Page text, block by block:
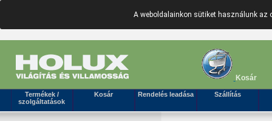
A weboldalainkon sütiket használunk
Kosár
Termékek /
szolgáltatások
Kosár Rendelés leadása Szállítás